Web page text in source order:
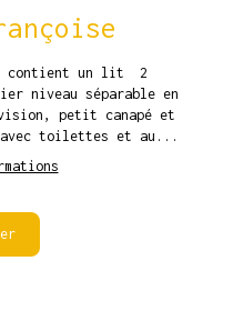
contient un lit 2
niveau séparable en
petit canapé et
toilettes et au...